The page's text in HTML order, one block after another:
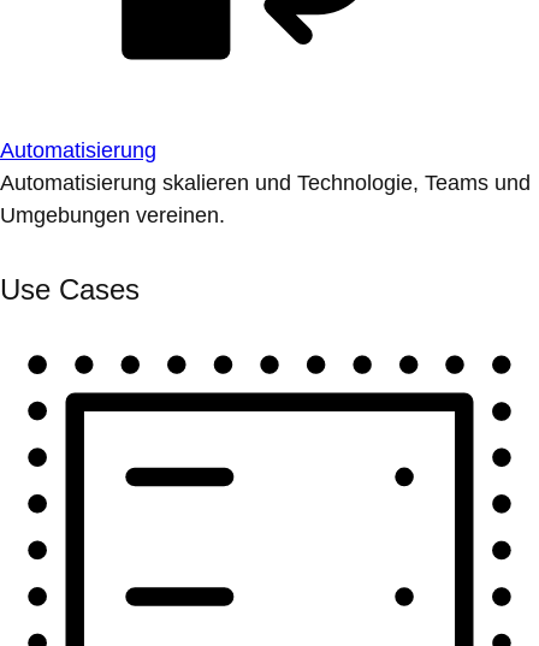
Automatisierung
Automatisierung skalieren und Technologie, Teams und
Umgebungen vereinen.
Use Cases